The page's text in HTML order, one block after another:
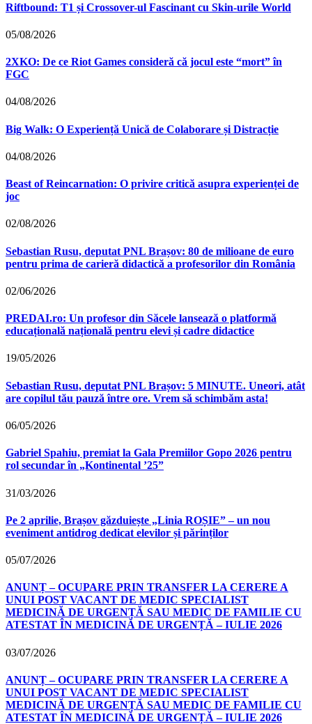
Riftbound: T1 și Crossover-ul Fascinant cu Skin-urile World
05/08/2026
2XKO: De ce Riot Games consideră că jocul este “mort” în
FGC
04/08/2026
Big Walk: O Experiență Unică de Colaborare și Distracție
04/08/2026
Beast of Reincarnation: O privire critică asupra experienței de
joc
02/08/2026
Sebastian Rusu, deputat PNL Brașov: 80 de milioane de euro
pentru prima de carieră didactică a profesorilor din România
02/06/2026
PREDAI.ro: Un profesor din Săcele lansează o platformă
educațională națională pentru elevi și cadre didactice
19/05/2026
Sebastian Rusu, deputat PNL Brașov: 5 MINUTE. Uneori, atât
are copilul tău pauză între ore. Vrem să schimbăm asta!
06/05/2026
Gabriel Spahiu, premiat la Gala Premiilor Gopo 2026 pentru
rol secundar în „Kontinental ’25”
31/03/2026
Pe 2 aprilie, Brașov găzduiește „Linia ROȘIE” – un nou
eveniment antidrog dedicat elevilor și părinților
05/07/2026
ANUNȚ – OCUPARE PRIN TRANSFER LA CERERE A
UNUI POST VACANT DE MEDIC SPECIALIST
MEDICINĂ DE URGENȚĂ SAU MEDIC DE FAMILIE CU
ATESTAT ÎN MEDICINĂ DE URGENȚĂ – IULIE 2026
03/07/2026
ANUNȚ – OCUPARE PRIN TRANSFER LA CERERE A
UNUI POST VACANT DE MEDIC SPECIALIST
MEDICINĂ DE URGENȚĂ SAU MEDIC DE FAMILIE CU
ATESTAT ÎN MEDICINĂ DE URGENȚĂ – IULIE 2026